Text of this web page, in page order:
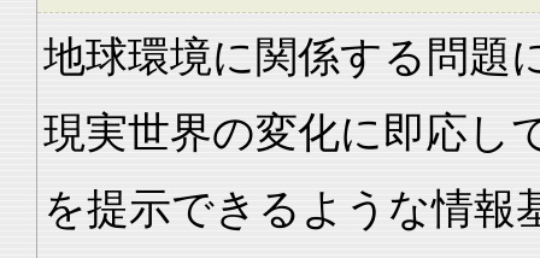
地球環境に関係する問題
現実世界の変化に即応し
を提示できるような情報